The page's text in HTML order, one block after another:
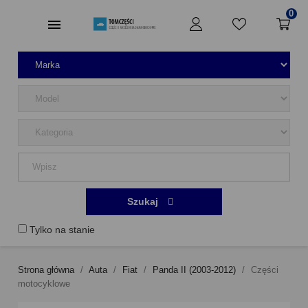
0
Tylko na stanie
Szukaj
Strona główna Auta Fiat Panda II (2003-2012)
Części
motocyklowe